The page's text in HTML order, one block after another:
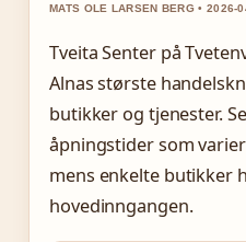
MATS OLE LARSEN BERG • 2026-
Tveita Senter på
Alnas største
butikker og tjenester.
åpningstider som
mens enkelte butikker
hovedinngangen.